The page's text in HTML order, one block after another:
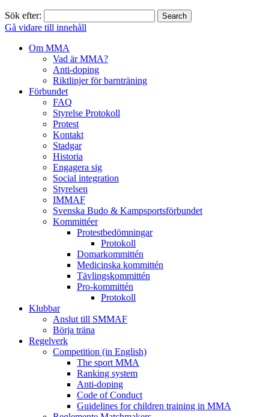
Sök efter:
Gå vidare till innehåll
Om MMA
Vad är MMA?
Anti-doping
Riktlinjer för barnträning
Förbundet
FAQ
Styrelse Protokoll
Protest
Kontakt
Stadgar
Historia
Engagera sig
Social integration
Styrelsen
IMMAF
Svenska Budo & Kampsportsförbundet
Kommittéer
Protestbedömningar
Protokoll
Domarkommittén
Medicinska kommittén
Tävlingskommittén
Pro-kommittén
Protokoll
Klubbar
Anslut till SMMAF
Börja träna
Regelverk
Competition (in English)
The sport MMA
Ranking system
Anti-doping
Code of Conduct
Guidelines for children training in MMA